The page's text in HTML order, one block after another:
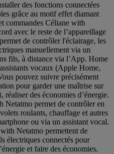
des fonctions connectées
grâce au motif effet diamant
commandes Céliane with
avec le reste de l’appareillage
de contrôler l'éclairage, les
manuellement via un
fils, à distance via l’App. Home
vocaux (Apple Home,
pouvez suivre précisément
pour garder une maîtrise sur
réaliser des économies d’énergie.
Netatmo permet de contrôler en
roulants, chauffage et autres
ou via un assistant vocal.
Netatmo permettent de
électriques connectés pour
et faire des économies.